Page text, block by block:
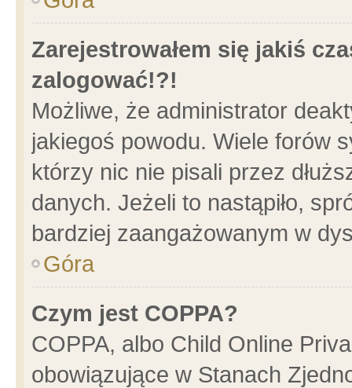
Zarejestrowałem się jakiś
zalogować!?!
Możliwe, że administrator
jakiegoś powodu. Wiele forów
którzy nic nie pisali przez
danych. Jeżeli to nastąpiło,
bardziej zaangażowanym w
Góra
Czym jest COPPA?
COPPA, albo Child Online
obowiązujące w Stanach